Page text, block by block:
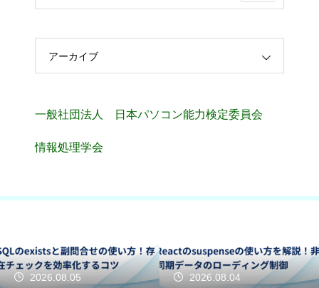
アーカイブ
一般社団法人 日本パソコン能力検定委員会
情報処理学会
2026.08.05 2026.08.04